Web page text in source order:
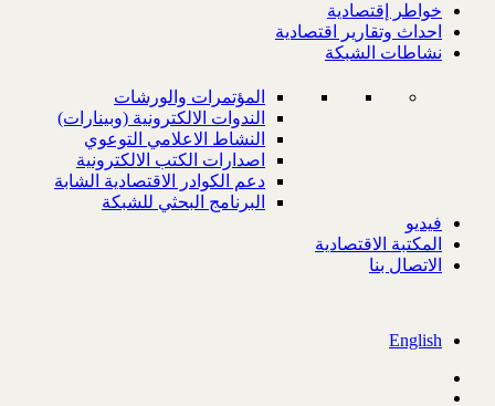
خواطر إقتصادية
احداث وتقارير اقتصادية
نشاطات الشبكة
المؤتمرات والورشات
الندوات الالكترونية (وبينارات)
النشاط الاعلامي التوعوي
اصدارات الكتب الالكترونية
دعم الكوادر الاقتصادية الشابة
البرنامج البحثي للشبكة
فيديو
المكتبة الاقتصادية
الاتصال بنا
English